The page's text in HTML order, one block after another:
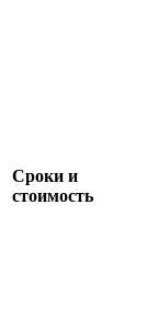
Сроки и
стоимость